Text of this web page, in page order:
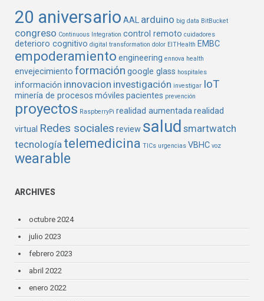
20 aniversario AAL arduino big data BitBucket
congreso Continuous Integration control remoto cuidadores
deterioro cognitivo digital transformation dolor EITHealth EMBC
empoderamiento engineering ennova health
envejecimiento formación google glass hospitales
información innovacion investigación investigar IoT
minería de procesos móviles pacientes prevención
proyectos RaspberryPi realidad aumentadarealidad
virtual Redes sociales review salud smartwatch
tecnología telemedicina TICs urgencias VBHC voz
wearable
ARCHIVES
octubre 2024
julio 2023
febrero 2023
abril 2022
enero 2022